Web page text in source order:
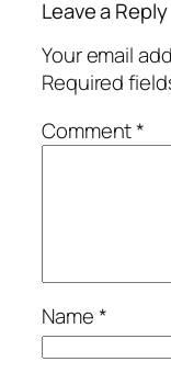
Leave a Reply
Your email
Required
Comment*
Name*